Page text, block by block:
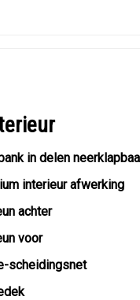
in delen
interieur afwerking
achter
voor
scheidingsnet